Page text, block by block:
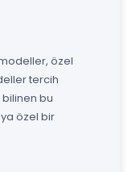
özel
tercih
bu
özel bir